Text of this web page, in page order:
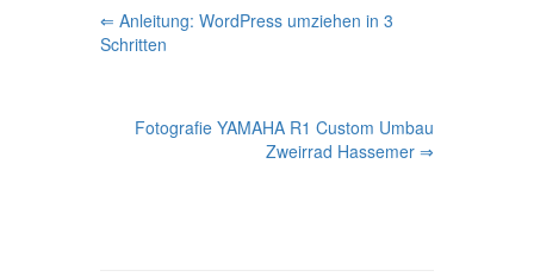
P
O
⇐ Anleitung: WordPress umziehen in 3
Schritten
Fotografie YAMAHA R1 Custom Umbau
Zweirrad Hassemer ⇒